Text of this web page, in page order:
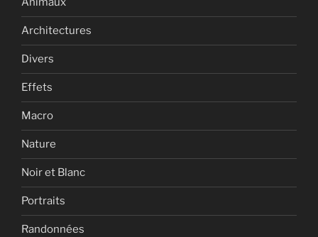
Architectures
Divers
Effets
Macro
Nature
Noir et Blanc
Portraits
Randonnées